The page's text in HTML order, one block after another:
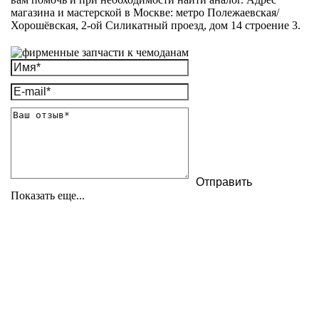
магазина и мастерской в Москве: метро Полежаевская/
Хорошёвская, 2-ой Силикатный проезд, дом 14 строение 3.
Показать еще...